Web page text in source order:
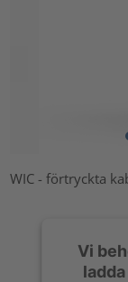
WIC - förtryckta
Vi